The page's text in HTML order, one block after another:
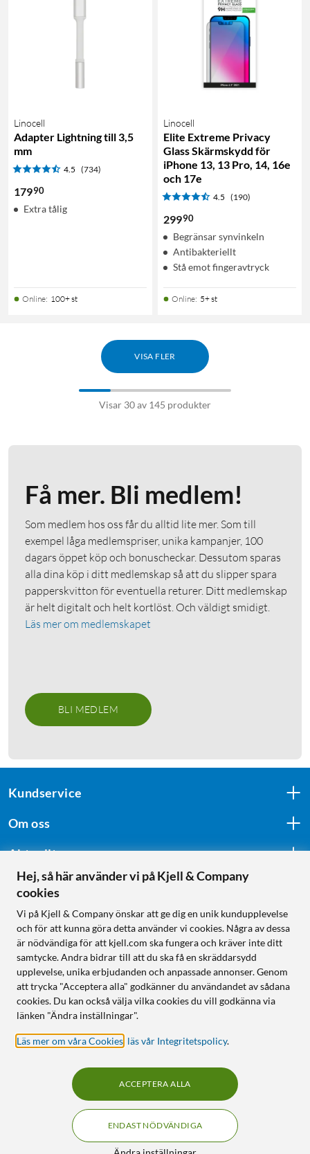
Linocell
Adapter Lightning till 3,5
mm
4.5 (734)
17990
Extra tålig
Online: 100+ st
Linocell
Elite Extreme Privacy
Glass Skärmskydd för
iPhone 13, 13 Pro, 14, 16e
och 17e
4.5 (190)
29990
Begränsar synvinkeln
Antibakteriellt
Stå emot fingeravtryck
Online: 5+ st
VISA FLER
Visar 30 av 145 produkter
Få mer. Bli medlem!
Som medlem hos oss får du alltid lite mer. Som till
exempel låga medlemspriser, unika kampanjer, 100
dagars öppet köp och bonuscheckar. Dessutom sparas
alla dina köp i ditt medlemskap så att du slipper spara
papperskvitton för eventuella returer. Ditt medlemskap
är helt digitalt och helt kortlöst. Och väldigt smidigt.
Läs mer om medlemskapet
BLI MEDLEM
Kundservice
Om oss
Aktuellt
Följ oss
Handla från:
Sverige
Norge
KUNSKAP OCH TILLBEHÖR TILL
HEMELEKTRONIK
Hej, så här använder vi på Kjell & Company
cookies
Vi på Kjell & Company önskar att ge dig en unik kundupplevelse
och för att kunna göra detta använder vi cookies. Några av dessa
är nödvändiga för att kjell.com ska fungera och kräver inte ditt
samtycke. Andra bidrar till att du ska få en skräddarsydd
upplevelse, unika erbjudanden och anpassade annonser. Genom
att trycka "Acceptera alla" godkänner du användandet av sådana
cookies. Du kan också välja vilka cookies du vill godkänna via
länken "Ändra inställningar".
Läs mer om våra Cookies läs vår Integritetspolicy.
ENDAST NÖDVÄNDIGA
ACCEPTERA ALLA